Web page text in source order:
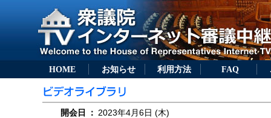
HOME お知らせ 利用方法 FAQ
開会日 ： 2023年4月6日 (木)